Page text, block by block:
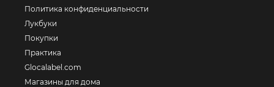
Политика конфиденциальности
Лукбуки
Покупки
Практика
Glocalabel.com
Магазины для дома